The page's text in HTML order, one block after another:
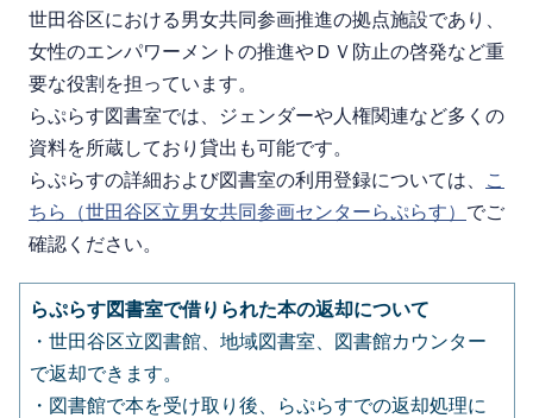
世田谷区における男女共同参画推進の拠点施設であり、
女性のエンパワーメントの推進やＤＶ防止の啓発など重
要な役割を担っています。
らぷらす図書室では、
ジェンダーや人権関連など多くの
資料を所蔵しており貸出も可能です。
らぷらすの詳細および図書室の利用登録については、
こ
ちら（世田谷区立男女共同参画センターらぷらす） でご
確認ください。
らぷらす図書室で借りられた本の返却について
・世田谷区立図書館、地域図書室、図書館カウンター
で返却できます。
・図書館で本を受け取り後、らぷらすでの返却処理に